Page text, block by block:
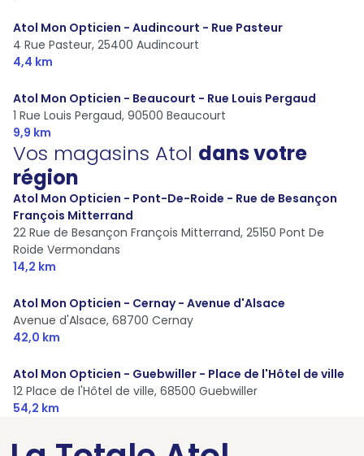
Atol Mon Opticien - Audincourt - Rue Pasteur
4 Rue Pasteur, 25400 Audincourt
4,4 km
Atol Mon Opticien - Beaucourt - Rue Louis Pergaud
1 Rue Louis Pergaud, 90500 Beaucourt
9,9 km
Vos magasins Atol dans votre
région
Atol Mon Opticien - Pont-De-Roide - Rue de Besançon
François Mitterrand
22 Rue de Besançon François Mitterrand, 25150 Pont De
Roide Vermondans
14,2 km
Atol Mon Opticien - Cernay - Avenue d'Alsace
Avenue d'Alsace, 68700 Cernay
42,0 km
Atol Mon Opticien - Guebwiller - Place de l'Hôtel de ville
12 Place de l'Hôtel de ville, 68500 Guebwiller
54,2 km